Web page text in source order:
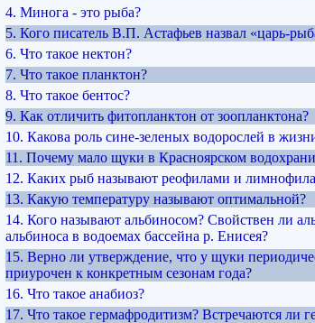
4. Минога - это рыба?
5. Кого писатель В.П. Астафьев назвал «царь-
6. Что такое нектон?
7. Что такое планктон?
8. Что такое бентос?
9. Как отличить фитопланктон от зоопланктона?
10. Какова роль сине-зеленых водорослей в
11. Почему мало щуки в Красноярском
12. Каких рыб называют реофилами и
13. Какую температуру называют оптимальной?
14. Кого называют альбиносом? Свойствен ли
альбиноса в водоемах бассейна р. Енисея?
15. Верно ли утверждение, что у щуки
приурочен к конкретным сезонам года?
16. Что такое анабиоз?
17. Что такое гермафродитизм? Встречаются ли